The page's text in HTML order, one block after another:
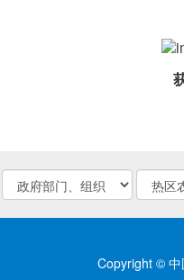
Copyright © 中